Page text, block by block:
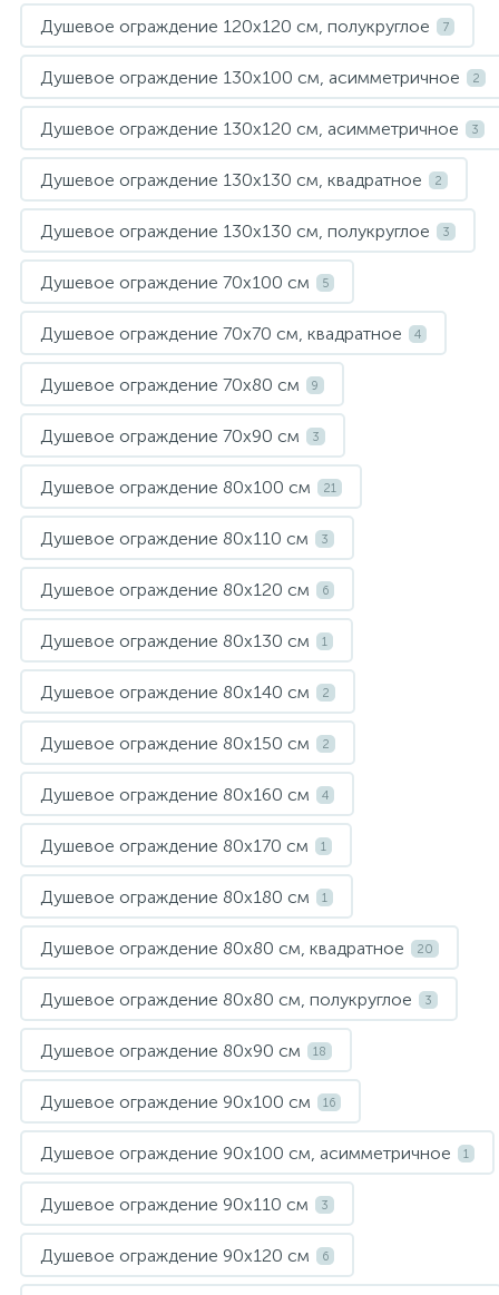
Душевое ограждение 120х120 см, полукруглое 7
Душевое ограждение 130х100 см, асимметричное 2
Душевое ограждение 130х120 см, асимметричное 3
Душевое ограждение 130х130 см, квадратное 2
Душевое ограждение 130х130 см, полукруглое 3
Душевое ограждение 70х100 см 5
Душевое ограждение 70х70 см, квадратное 4
Душевое ограждение 70х80 см 9
Душевое ограждение 70х90 см 3
Душевое ограждение 80х100 см 21
Душевое ограждение 80х110 см 3
Душевое ограждение 80х120 см 6
Душевое ограждение 80х130 см 1
Душевое ограждение 80х140 см 2
Душевое ограждение 80х150 см 2
Душевое ограждение 80х160 см 4
Душевое ограждение 80х170 см 1
Душевое ограждение 80х180 см 1
Душевое ограждение 80х80 см, квадратное 20
Душевое ограждение 80х80 см, полукруглое 3
Душевое ограждение 80х90 см 18
Душевое ограждение 90х100 см 16
Душевое ограждение 90х100 см, асимметричное 1
Душевое ограждение 90х110 см 3
Душевое ограждение 90х120 см 6